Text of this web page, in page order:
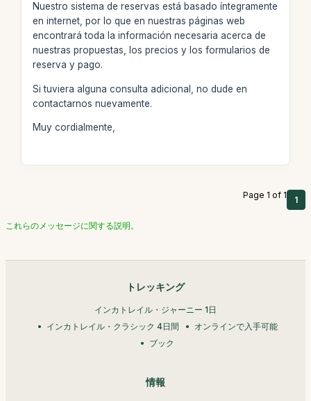
Nuestro sistema de reservas está basado íntegramente
en internet, por lo que en nuestras páginas web
encontrará toda la información necesaria acerca de
nuestras propuestas, los precios y los formularios de
reserva y pago.
Si tuviera alguna consulta adicional, no dude en
contactarnos nuevamente.
Muy cordialmente,
Page 1 of 1 1
これらのメッセージに関する説明。
トレッキング
インカトレイル・ジャーニー 1日
インカトレイル・クラシック 4日間
オンラインで入手可能
ブック
情報